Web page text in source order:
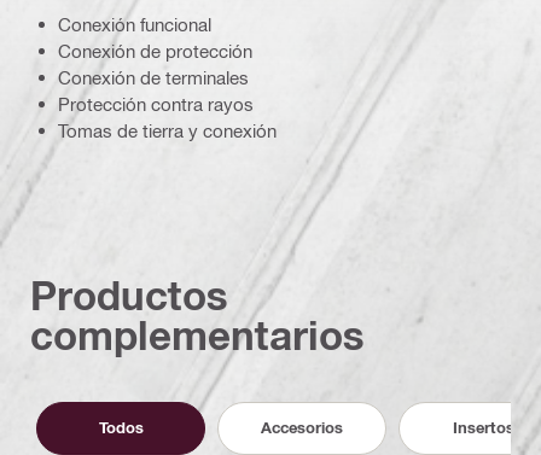
Conexión funcional
Conexión de protección
Conexión de terminales
Protección contra rayos
Tomas de tierra y conexión
Productos
complementarios
Todos Accesorios Insertos